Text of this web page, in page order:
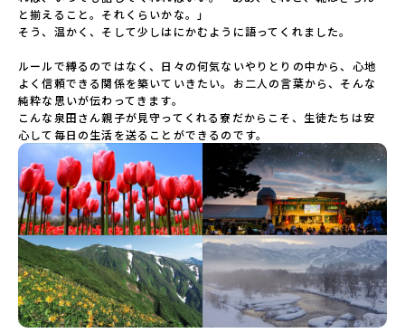
と揃えること。それくらいかな。」
そう、温かく、そして少しはにかむように語ってくれました。
ルールで縛るのではなく、日々の何気ないやりとりの中から、心地
よく信頼できる関係を築いていきたい。お二人の言葉から、そんな
純粋な思いが伝わってきます。
こんな泉田さん親子が見守ってくれる寮だからこそ、生徒たちは安
心して毎日の生活を送ることができるのです。